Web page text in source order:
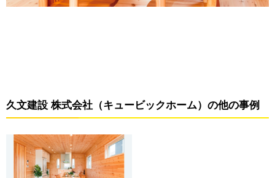
久文建設 株式会社（キュービックホーム）の他の事例